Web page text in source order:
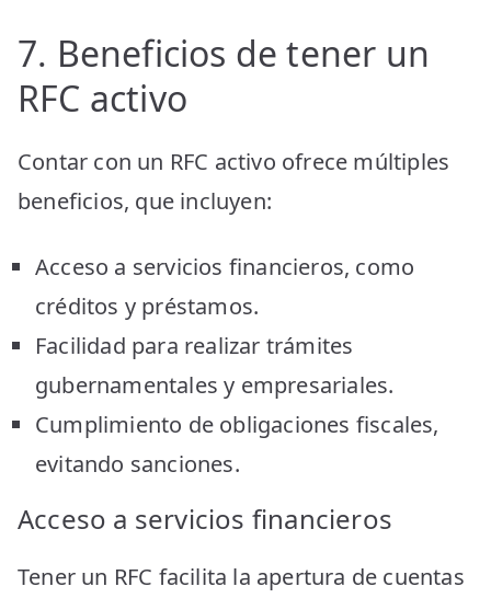
7. Beneficios de tener un
RFC activo
Contar con un RFC activo ofrece múltiples
beneficios, que incluyen:
Acceso a servicios financieros, como
créditos y préstamos.
Facilidad para realizar trámites
gubernamentales y empresariales.
Cumplimiento de obligaciones fiscales,
evitando sanciones.
Acceso a servicios financieros
Tener un RFC facilita la apertura de cuentas